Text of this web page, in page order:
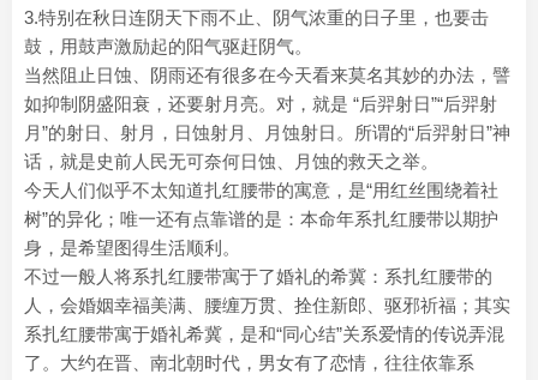
3.特别在秋日连阴天下雨不止、阴气浓重的日子里，也要击
鼓，用鼓声激励起的阳气驱赶阴气。
当然阻止日蚀、阴雨还有很多在今天看来莫名其妙的办法，譬
如抑制阴盛阳衰，还要射月亮。对，就是 “后羿射日”“后羿射
月”的射日、射月，日蚀射月、月蚀射日。所谓的“后羿射日”神
话，就是史前人民无可奈何日蚀、月蚀的救天之举。
今天人们似乎不太知道扎红腰带的寓意，是“用红丝围绕着社
树”的异化；唯一还有点靠谱的是：本命年系扎红腰带以期护
身，是希望图得生活顺利。
不过一般人将系扎‌红腰带寓于了婚礼的希冀：系扎‌红腰带的
人，会婚姻幸福美满、腰缠万贯、拴住新郎、驱邪祈福；其实
系扎‌红腰带寓于婚礼希冀，是和“同心结”关系爱情的传说弄混
了。大约在晋、南北朝时代，男女有了恋情，往往依靠系